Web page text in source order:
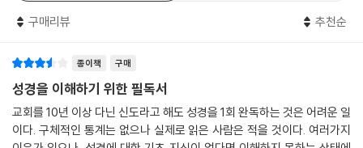
구매리뷰 추천순
종이책 구매
성경을 이해하기 위한 필독서
교회를 10년 이상 다닌 신도라고 해도 성경을 1회 완독하는 것은 어려운 일
이다. 구체적인 통계는 없으나 실제로 읽은 사람은 적을 것이다. 여러가지